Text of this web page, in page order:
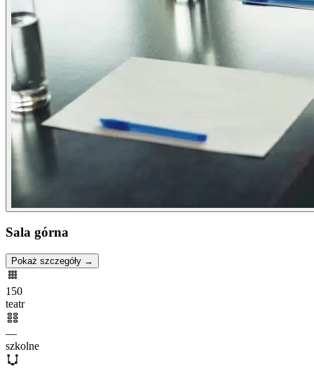
Sala górna
Pokaż szczegóły →
150
teatr
—
szkolne